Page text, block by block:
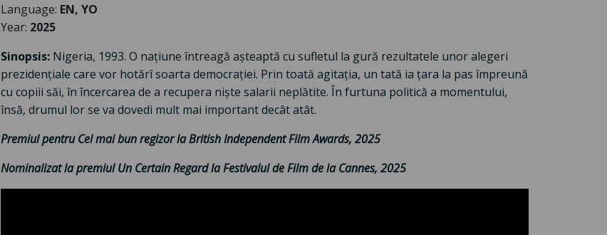
Language: EN, YO
Year: 2025
Sinopsis: Nigeria, 1993. O națiune întreagă așteaptă cu sufletul la gură rezultatele unor alegeri
prezidențiale care vor hotărî soarta democrației. Prin toată agitația, un tată ia țara la pas împreună
cu copiii săi, în încercarea de a recupera niște salarii neplătite. În furtuna politică a momentului,
însă, drumul lor se va dovedi mult mai important decât atât.
Premiul pentru Cel mai bun regizor la British Independent Film Awards, 2025
Nominalizat la premiul Un Certain Regard la Festivalul de Film de la Cannes, 2025